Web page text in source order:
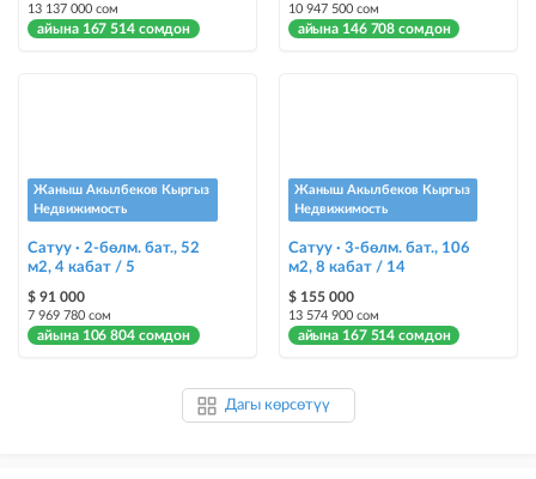
13 137 000 сом
айына 167 514 сомдон
10 947 500 сом
айына 146 708 сомдон
Жаныш Акылбеков Кыргыз
Недвижимость
Сатуу · 2-бөлм. бат., 52
м2, 4 кабат / 5
$ 91 000
7 969 780 сом
айына 106 804 сомдон
Жаныш Акылбеков Кыргыз
Недвижимость
Сатуу · 3-бөлм. бат., 106
м2, 8 кабат / 14
$ 155 000
13 574 900 сом
айына 167 514 сомдон
Дагы көрсөтүү